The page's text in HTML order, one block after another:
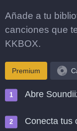
Añade a tu
canciones que
KKBOX.
Premium
Abre
Conecta tus